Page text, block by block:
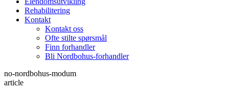
Rehabilitering
Kontakt
Kontakt oss
Ofte stilte spørsmål
Finn forhandler
Bli Nordbohus-forhandler
no-nordbohus-modum
article